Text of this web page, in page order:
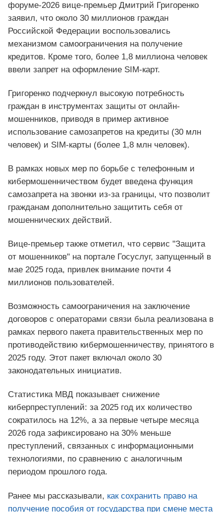
форуме-2026 вице-премьер Дмитрий Григоренко
заявил, что около 30 миллионов граждан
Российской Федерации воспользовались
механизмом самоограничения на получение
кредитов. Кроме того, более 1,8 миллиона человек
ввели запрет на оформление SIM-карт.
Григоренко подчеркнул высокую потребность
граждан в инструментах защиты от онлайн-
мошенников, приводя в пример активное
использование самозапретов на кредиты (30 млн
человек) и SIM-карты (более 1,8 млн человек).
В рамках новых мер по борьбе с телефонным и
кибермошенничеством будет введена функция
самозапрета на звонки из-за границы, что позволит
гражданам дополнительно защитить себя от
мошеннических действий.
Вице-премьер также отметил, что сервис "Защита
от мошенников" на портале Госуслуг, запущенный в
мае 2025 года, привлек внимание почти 4
миллионов пользователей.
Возможность самоограничения на заключение
договоров с операторами связи была реализована в
рамках первого пакета правительственных мер по
противодействию кибермошенничеству, принятого в
2025 году. Этот пакет включал около 30
законодательных инициатив.
Статистика МВД показывает снижение
киберпреступлений: за 2025 год их количество
сократилось на 12%, а за первые четыре месяца
2026 года зафиксировано на 30% меньше
преступлений, связанных с информационными
технологиями, по сравнению с аналогичным
периодом прошлого года.
Ранее мы рассказывали, как сохранить право на
получение пособия от государства при смене места